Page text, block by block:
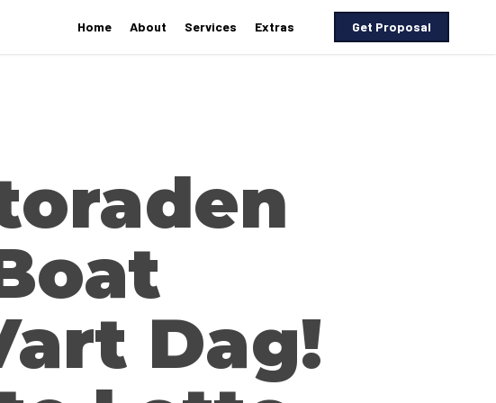
Home About Services Extras Get Proposal
Dag!